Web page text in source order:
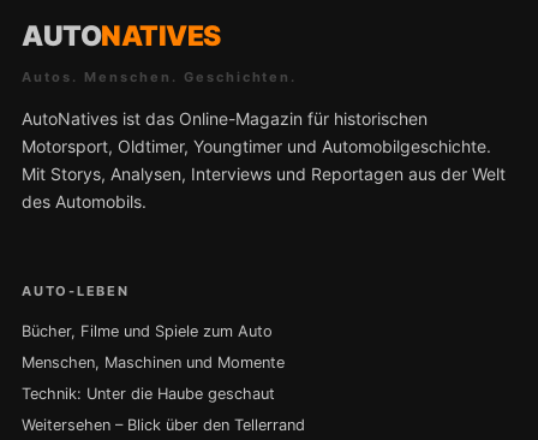
AUTONATIVES
Autos. Menschen. Geschichten.
AutoNatives ist das Online-Magazin für historischen
Motorsport, Oldtimer, Youngtimer und Automobilgeschichte.
Mit Storys, Analysen, Interviews und Reportagen aus der Welt
des Automobils.
AUTO-LEBEN
Bücher, Filme und Spiele zum Auto
Menschen, Maschinen und Momente
Technik: Unter die Haube geschaut
Weitersehen – Blick über den Tellerrand